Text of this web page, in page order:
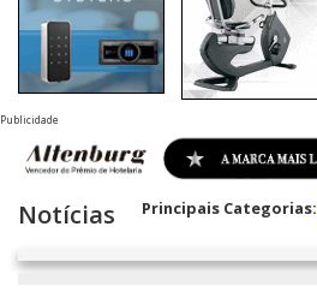
Publicidade
Notícias Principais Categorias: